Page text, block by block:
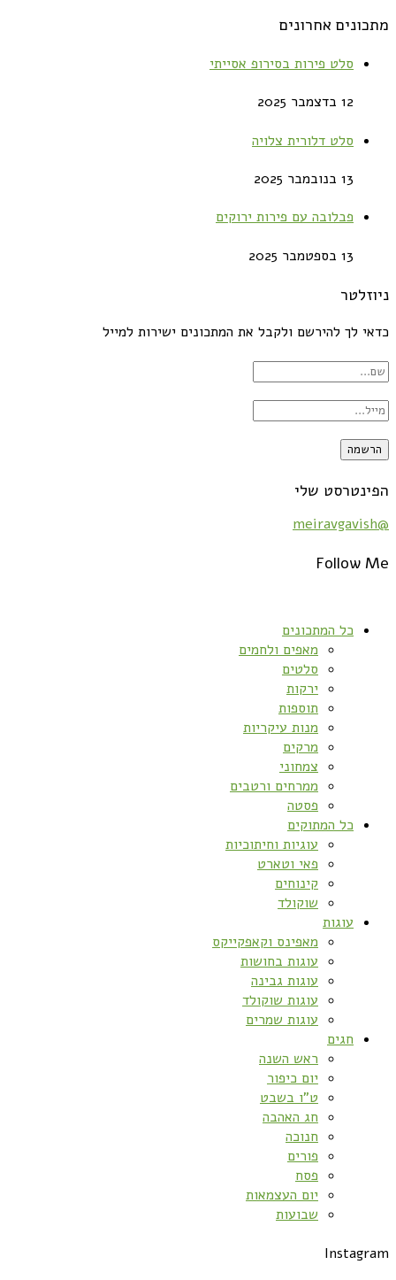
מתכונים אחרונים
סלט פירות בסירופ אסייתי
12 בדצמבר 2025
סלט דלורית צלויה
13 בנובמבר 2025
פבלובה עם פירות ירוקים
13 בספטמבר 2025
ניוזלטר
כדאי לך להירשם ולקבל את המתכונים ישירות למייל
הפינטרסט שלי
@meiravgavish
Follow Me
כל המתכונים
מאפים ולחמים
סלטים
ירקות
תוספות
מנות עיקריות
מרקים
צמחוני
ממרחים ורטבים
פסטה
כל המתוקים
עוגיות וחיתוכיות
פאי וטארט
קינוחים
שוקולד
עוגות
מאפינס וקאפקייקס
עוגות בחושות
עוגות גבינה
עוגות שוקולד
עוגות שמרים
חגים
ראש השנה
יום כיפור
ט”ו בשבט
חג האהבה
חנוכה
פורים
פסח
יום העצמאות
שבועות
Instagram